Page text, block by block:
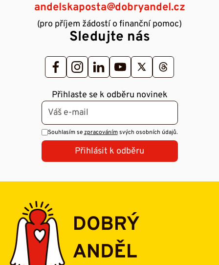
andelskaposta@dobryandel.cz
(pro příjem žádostí o finanční pomoc)
Sledujte nás
Přihlaste se k odběru novinek
Souhlasím sezpracovánímsvých osobních údajů.
Přihlásit k odběru